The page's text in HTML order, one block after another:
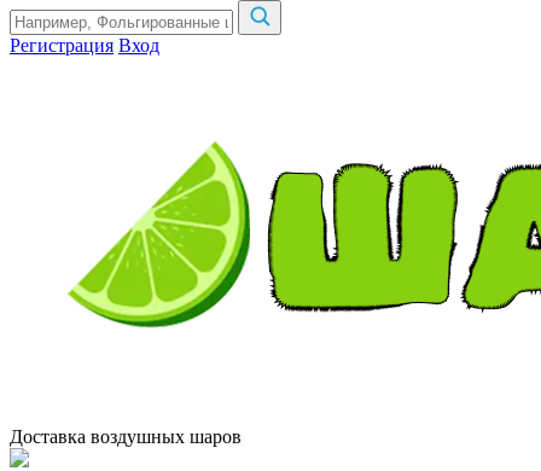
Регистрация Вход
Доставка воздушных шаров